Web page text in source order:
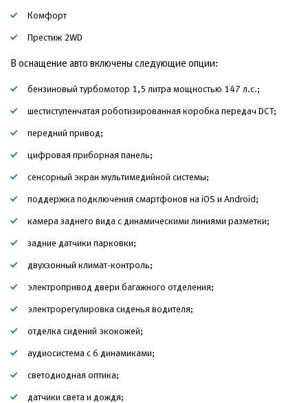
Комфорт
Престиж 2WD
В оснащение авто включены следующие опции:
бензиновый турбомотор 1,5 литра мощностью 147 л.с.;
шестиступенчатая роботизированная коробка передач DCT;
передний привод;
цифровая приборная панель;
сенсорный экран мультимедийной системы;
поддержка подключения смартфонов на iOS и Android;
камера заднего вида с динамическими линиями разметки;
задние датчики парковки;
двухзонный климат-контроль;
электропривод двери багажного отделения;
электрорегулировка сиденья водителя;
отделка сидений экокожей;
аудиосистема с 6 динамиками;
светодиодная оптика;
датчики света и дождя;